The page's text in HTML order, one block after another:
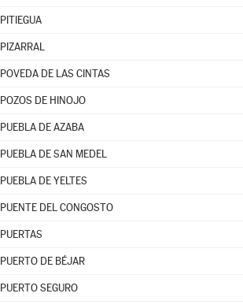
PITIEGUA
PIZARRAL
POVEDA DE LAS CINTAS
POZOS DE HINOJO
PUEBLA DE AZABA
PUEBLA DE SAN MEDEL
PUEBLA DE YELTES
PUENTE DEL CONGOSTO
PUERTAS
PUERTO DE BÉJAR
PUERTO SEGURO